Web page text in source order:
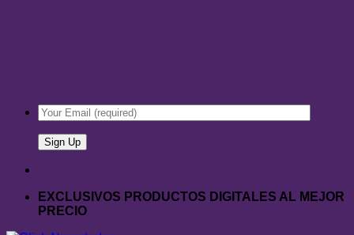
EXCLUSIVOS PRODUCTOS DIGITALES AL MEJOR
PRECIO